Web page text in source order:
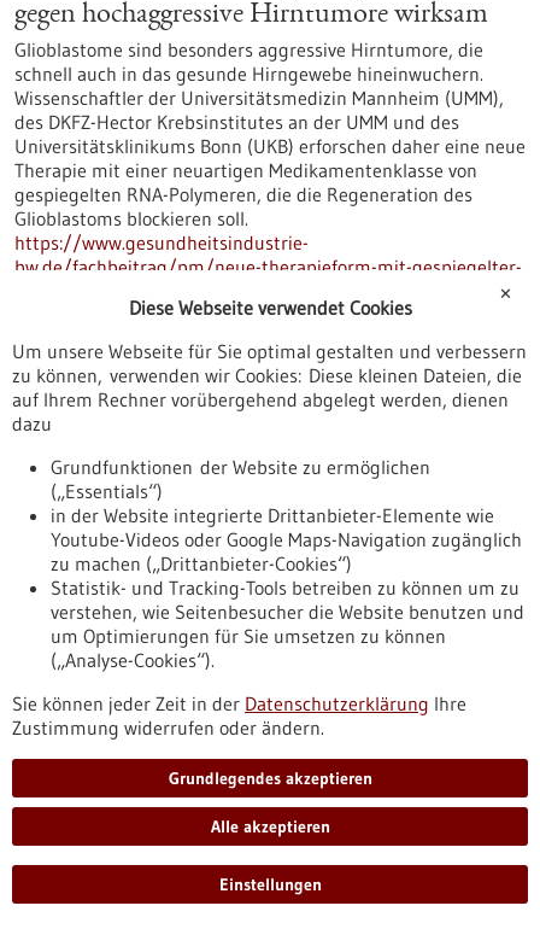
gegen hochaggressive Hirntumore wirksam
Glioblastome sind besonders aggressive Hirntumore, die
schnell auch in das gesunde Hirngewebe hineinwuchern.
Wissenschaftler der Universitätsmedizin Mannheim (UMM),
des DKFZ-Hector Krebsinstitutes an der UMM und des
Universitätsklinikums Bonn (UKB) erforschen daher eine neue
Therapie mit einer neuartigen Medikamentenklasse von
gespiegelten RNA-Polymeren, die die Regeneration des
Glioblastoms blockieren soll.
https://www.gesundheitsindustrie-
bw.de/fachbeitrag/pm/neue-therapieform-mit-gespiegelter-
Innovation in der Notfallmedizin - 23.05.2024
CARL verschiebt die Grenzen der
Reanimationstherapie
Nur wenige Menschen überleben einen Herz-Kreislauf-
Stillstand, da der Sauerstoffmangel vielfältige Schäden im
Körper verursacht. Wissenschaftler des Universitätsklinikums
Freiburg und der Resuscitec GmbH entwickelten deshalb das
neuartige Reanimations-konzept CARL, das neben dem
Sauerstoffgehalt noch viele weitere Parameter im Blut
patientenspezifisch anpasst und so die Überlebenschancen
stark verbessert sowie neurologische Schäden reduziert.
https://www.gesundheitsindustrie-
bw.de/fachbeitrag/aktuell/carl-verschiebt-die-grenzen-der-
✕
Diese Webseite verwendet Cookies
Um unsere Webseite für Sie optimal gestalten und verbessern
zu können, verwenden wir Cookies: Diese kleinen Dateien, die
auf Ihrem Rechner vorübergehend abgelegt werden, dienen
dazu
Grundfunktionen der Website zu ermöglichen
(„Essentials“)
in der Website integrierte Drittanbieter-Elemente wie
Youtube-Videos oder Google Maps-Navigation zugänglich
zu machen („Drittanbieter-Cookies“)
Statistik- und Tracking-Tools betreiben zu können um zu
verstehen, wie Seitenbesucher die Website benutzen und
um Optimierungen für Sie umsetzen zu können
(„Analyse-Cookies“).
Sie können jeder Zeit in der Datenschutzerklärung Ihre
Zustimmung widerrufen oder ändern.
Grundlegendes akzeptieren
Alle akzeptieren
Einstellungen